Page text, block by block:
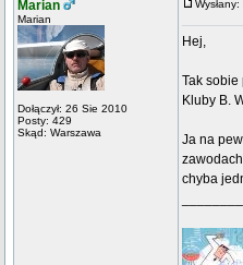
Marian
Marian
Dołączył: 26 Sie 2010
Posty: 429
Skąd: Warszawa
Hej,
Tak sobie
Kluby B.
Ja na
chyba